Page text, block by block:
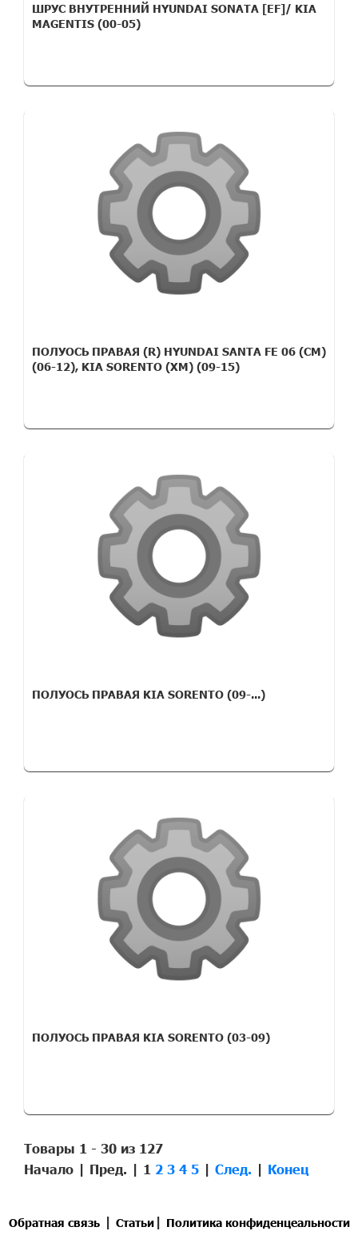
ШРУС ВНУТРЕННИЙ HYUNDAI SONATA [EF]/ KIA
MAGENTIS (00-05)
ПОЛУОСЬ ПРАВАЯ (R) HYUNDAI SANTA FE 06 (CM)
(06-12), KIA SORENTO (XM) (09-15)
ПОЛУОСЬ ПРАВАЯ KIA SORENTO (09-...)
ПОЛУОСЬ ПРАВАЯ KIA SORENTO (03-09)
Товары 1 - 30 из 127
Начало | Пред. | 1 2 3 4 5 | След. | Конец
Обратная связь| Статьи| Политика конфиденцеальности